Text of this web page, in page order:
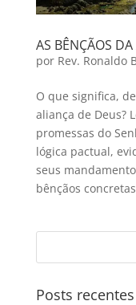
AS BÊNÇÃOS
por Rev. Ronaldo
O que significa,
aliança de Deus?
promessas do
lógica pactual,
seus
bênçãos
Posts recentes